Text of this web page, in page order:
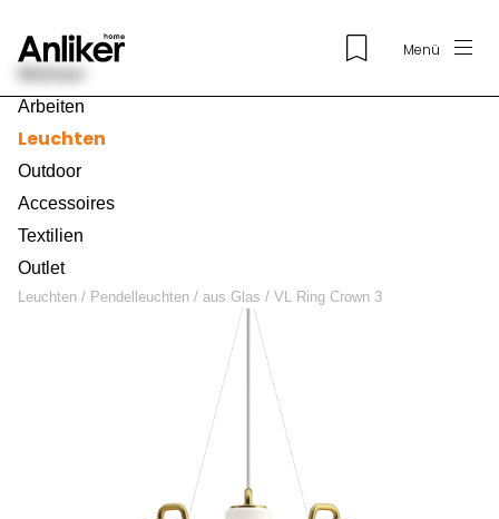
Menü
Arbeiten
Leuchten
Outdoor
Accessoires
Textilien
Outlet
Leuchten / Pendelleuchten / aus Glas / VL Ring Crown 3